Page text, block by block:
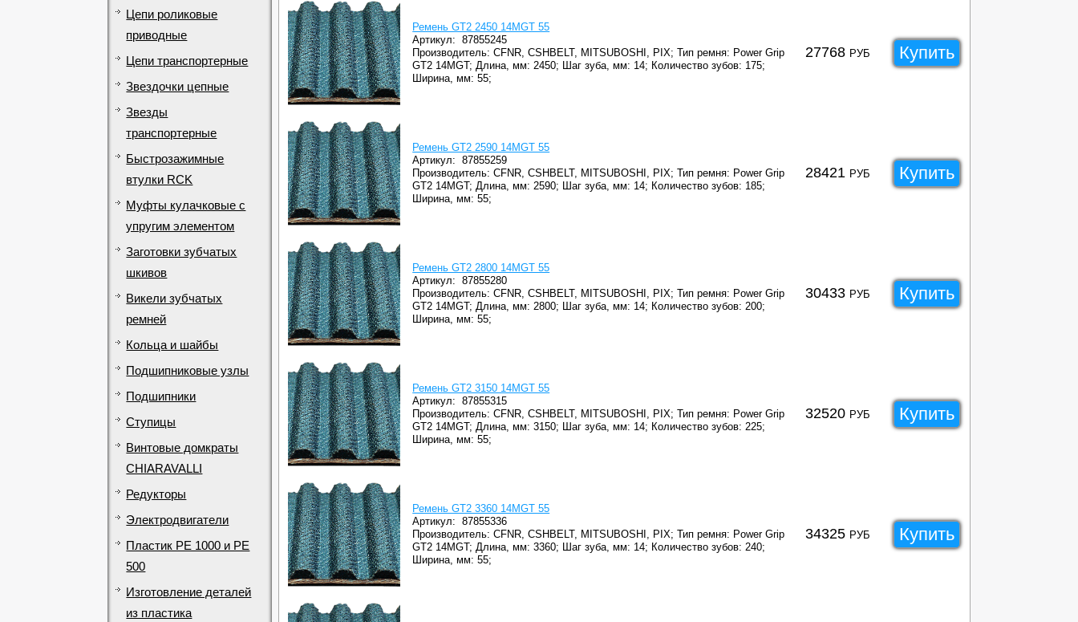
Цепи роликовые
приводные
Цепи транспортерные
Звездочки цепные
Звезды
транспортерные
Быстрозажимные
втулки RCK
Муфты кулачковые с
упругим элементом
Заготовки зубчатых
шкивов
Викели зубчатых
ремней
Кольца и шайбы
Подшипниковые узлы
Подшипники
Ступицы
Винтовые домкраты
CHIARAVALLI
Редукторы
Электродвигатели
Пластик PE 1000 и PE
500
Изготовление деталей
из пластика
Ремень GT2 2450 14MGT 55
Артикул:87855245
Производитель: CFNR, CSHBELT, MITSUBOSHI, PIX; Тип ремня: Power Grip
GT2 14MGT; Длина, мм: 2450; Шаг зуба, мм: 14; Количество зубов: 175;
Ширина, мм: 55;
27768 РУБ Купить
Ремень GT2 2590 14MGT 55
Артикул:87855259
Производитель: CFNR, CSHBELT, MITSUBOSHI, PIX; Тип ремня: Power Grip
GT2 14MGT; Длина, мм: 2590; Шаг зуба, мм: 14; Количество зубов: 185;
Ширина, мм: 55;
28421 РУБ Купить
Ремень GT2 2800 14MGT 55
Артикул:87855280
Производитель: CFNR, CSHBELT, MITSUBOSHI, PIX; Тип ремня: Power Grip
GT2 14MGT; Длина, мм: 2800; Шаг зуба, мм: 14; Количество зубов: 200;
Ширина, мм: 55;
30433 РУБ Купить
Ремень GT2 3150 14MGT 55
Артикул:87855315
Производитель: CFNR, CSHBELT, MITSUBOSHI, PIX; Тип ремня: Power Grip
GT2 14MGT; Длина, мм: 3150; Шаг зуба, мм: 14; Количество зубов: 225;
Ширина, мм: 55;
32520 РУБ Купить
Ремень GT2 3360 14MGT 55
Артикул:87855336
Производитель: CFNR, CSHBELT, MITSUBOSHI, PIX; Тип ремня: Power Grip
GT2 14MGT; Длина, мм: 3360; Шаг зуба, мм: 14; Количество зубов: 240;
Ширина, мм: 55;
34325 РУБ Купить